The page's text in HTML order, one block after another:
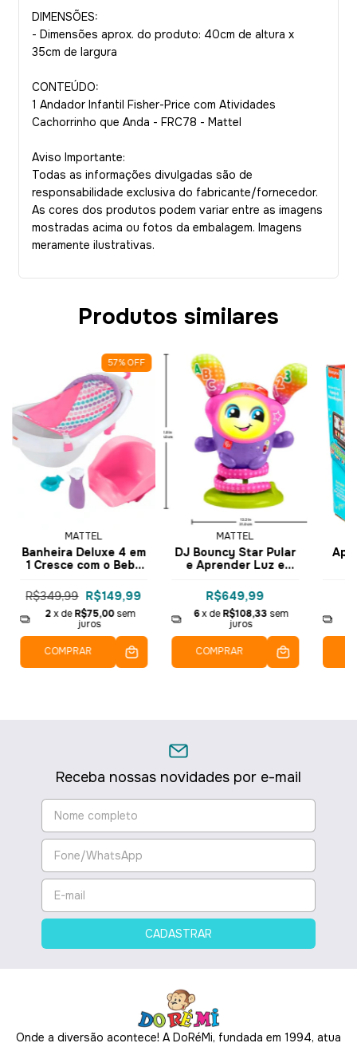
DIMENSÕES:
- Dimensões aprox. do produto: 40cm de altura x
35cm de largura
CONTEÚDO:
1 Andador Infantil Fisher-Price com Atividades
Cachorrinho que Anda - FRC78 - Mattel
Aviso Importante:
Todas as informações divulgadas são de
responsabilidade exclusiva do fabricante/fornecedor.
As cores dos produtos podem variar entre as imagens
mostradas acima ou fotos da embalagem. Imagens
meramente ilustrativas.
Produtos similares
57%OFF
MATTEL
Banheira Deluxe 4 em
1 Cresce com o Bebê
FBM96 - Mattel
R$349,99 R$149,99
2x deR$75,00 sem
juros
COMPRAR
MATTEL
DJ Bouncy Star Pular
e Aprender Luz e
HRC50 - Mattel
R$649,99
6x deR$108,33 sem
juros
COMPRAR
Receba nossas novidades por e-mail
Onde a diversão acontece! A DoRéMi, fundada em 1994, atua